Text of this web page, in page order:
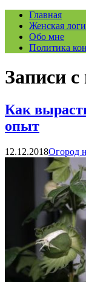
Главная
Женская
Обо мне
Политика
Записи
Как
опыт
12.12.2018Огород